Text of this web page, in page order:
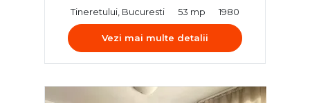
Tineretului, Bucuresti
53 mp 1980
Vezi mai multe detalii